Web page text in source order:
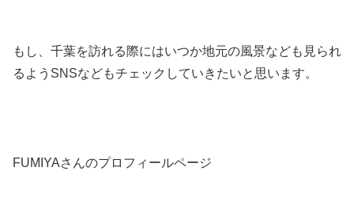
もし、千葉を訪れる際にはいつか地元の風景なども見られ
るようSNSなどもチェックしていきたいと思います。
FUMIYAさんのプロフィールページ